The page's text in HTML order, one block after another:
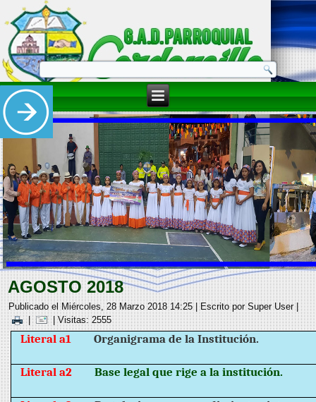
AGOSTO 2018
Publicado el Miércoles, 28 Marzo 2018 14:25 Escrito por Super User|
|
| Visitas: 2555
Literal a1 Organigrama de la Institución.
Literal a2 Base legal que rige a la institución.